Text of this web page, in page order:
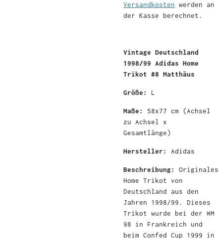
Versandkosten werden an
der Kasse berechnet.
Vintage Deutschland
1998/99 Adidas Home
Trikot #8 Matthäus
Größe: L
Maße: 58x77 cm (Achsel
zu Achsel x
Gesamtlänge)
Hersteller: Adidas
Beschreibung:
Originales
Home Trikot von
Deutschland aus den
Jahren 1998/99. Dieses
Trikot wurde bei der WM
98 in Frankreich und
beim Confed Cup 1999 in